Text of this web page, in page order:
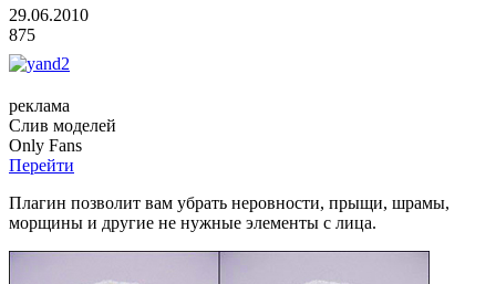
29.06.2010
875
реклама
Слив моделей
Only Fans
Перейти
Плагин позволит вам убрать неровности, прыщи, шрамы,
морщины и другие не нужные элементы с лица.